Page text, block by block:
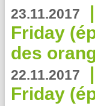
23.11.2017 |
Friday
des
22.11.2017 |
Friday